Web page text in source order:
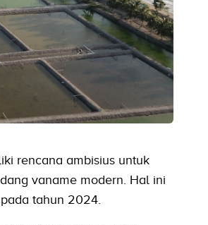
rencana ambisius untuk
vaname modern. Hal ini
tahun 2024.